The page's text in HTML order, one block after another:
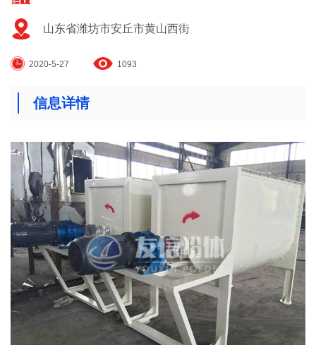
山东省潍坊市安丘市黄山西街
2020-5-27 1093
信息详情